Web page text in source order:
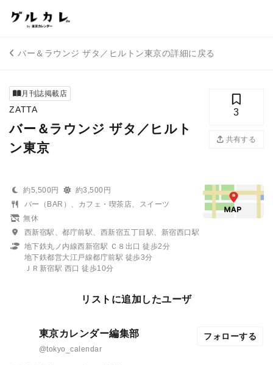
バー＆ラウンジ ザタ／ヒルトン東京の詳細に戻る
月刊誌掲載店
ZATTA
バー＆ラウンジ ザタ／ヒルト
ン東京
3
共有する
約5,500円
約3,500円
バー（BAR）、カフェ・喫茶店、スイーツ
無休
西新宿駅、都庁前駅、西新宿五丁目駅、新宿西口駅
地下鉄丸ノ内線西新宿駅 Ｃ８出口 徒歩2分
地下鉄都営大江戸線都庁前駅 徒歩3分
ＪＲ新宿駅 西口 徒歩10分
リストに追加したユーザ
東京カレンダー編集部
@tokyo_calendar
フォローする